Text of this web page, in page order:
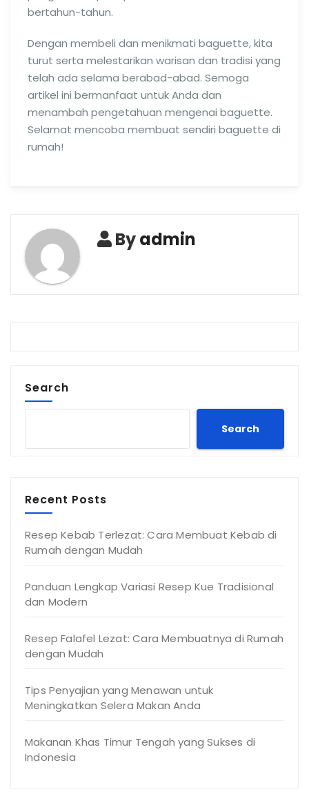
bertahun-tahun.
Dengan membeli dan menikmati baguette, kita
turut serta melestarikan warisan dan tradisi yang
telah ada selama berabad-abad. Semoga
artikel ini bermanfaat untuk Anda dan
menambah pengetahuan mengenai baguette.
Selamat mencoba membuat sendiri baguette di
rumah!
Byadmin
Search
Search
Recent Posts
Resep Kebab Terlezat: Cara Membuat Kebab di
Rumah dengan Mudah
Panduan Lengkap Variasi Resep Kue Tradisional
dan Modern
Resep Falafel Lezat: Cara Membuatnya di Rumah
dengan Mudah
Tips Penyajian yang Menawan untuk
Meningkatkan Selera Makan Anda
Makanan Khas Timur Tengah yang Sukses di
Indonesia